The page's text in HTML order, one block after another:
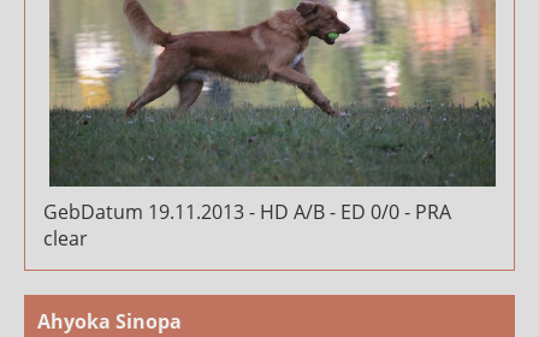
GebDatum 19.11.2013 - HD A/B - ED 0/0 - PRA
clear
Ahyoka Sinopa